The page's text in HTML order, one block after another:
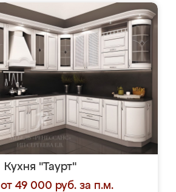
Кухня "Таурт"
49 000 руб. за п.м.